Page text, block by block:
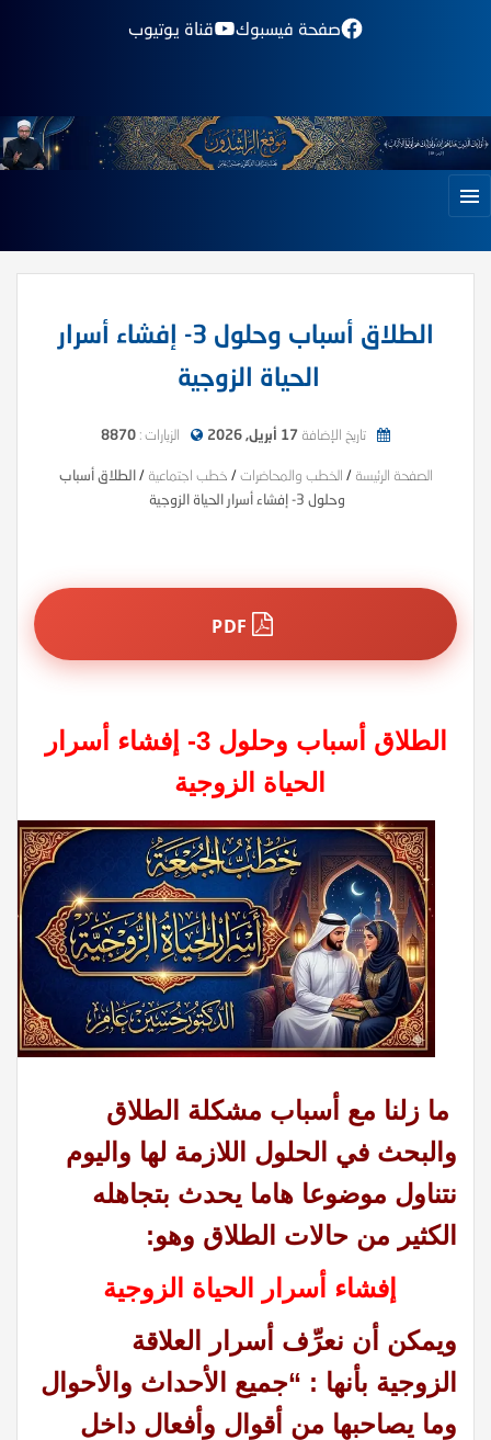
صفحة فيسبوك قناة يوتيوب
الطلاق أسباب وحلول 3- إفشاء أسرار
الحياة الزوجية
تاريخ الإضافة 17 أبريل, 2026 الزيارات : 8870
الصفحة الرئيسة / الخطب والمحاضرات / خطب اجتماعية / الطلاق أسباب
وحلول 3- إفشاء أسرار الحياة الزوجية
الطلاق أسباب وحلول 3- إفشاء أسرار
الحياة الزوجية
ما زلنا مع أسباب مشكلة الطلاق
والبحث في الحلول اللازمة لها واليوم
نتناول موضوعا هاما يحدث بتجاهله
الكثير من حالات الطلاق وهو:
إفشاء أسرار الحياة الزوجية
ويمكن أن نعرِّف أسرار العلاقة
الزوجية بأنها : “جميع الأحداث والأحوال
وما يصاحبها من أقوال وأفعال داخل